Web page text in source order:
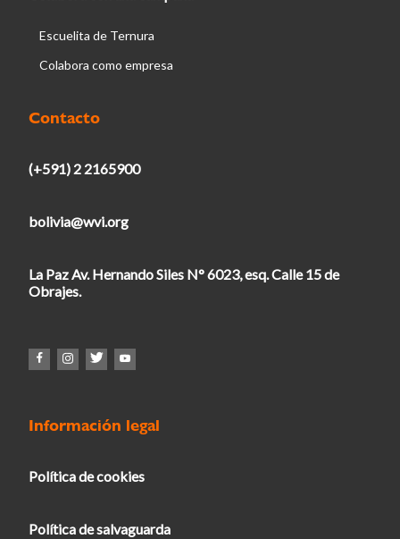
Escuelita de Ternura
Colabora como empresa
Contacto
(+591) 2 2165900
bolivia@wvi.org
La Paz Av. Hernando Siles N° 6023, esq. Calle 15 de
Obrajes.
Información legal
Política de cookies
Política de salvaguarda